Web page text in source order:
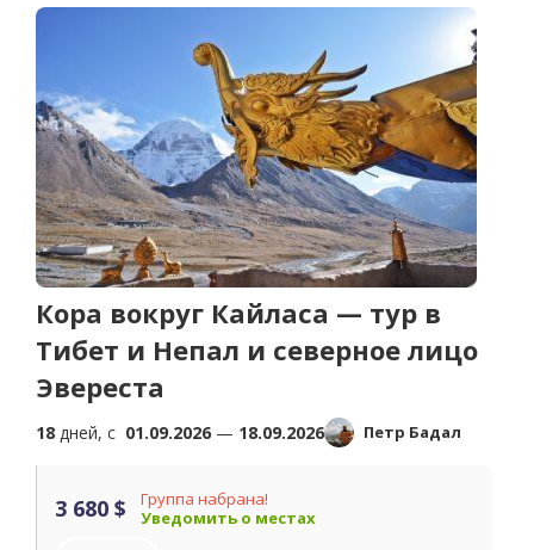
Кора вокруг Кайласа — тур в
Тибет и Непал и северное лицо
Эвереста
18 дней, c 01.09.2026 — 18.09.2026 Петр Бадал
3 680 $
Группа набрана!
Уведомить о местах